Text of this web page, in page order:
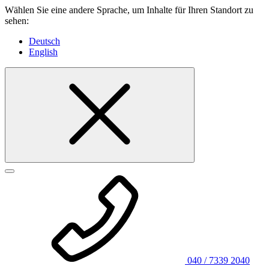
Wählen Sie eine andere Sprache, um Inhalte für Ihren Standort zu
sehen:
Deutsch
English
040 / 7339 2040